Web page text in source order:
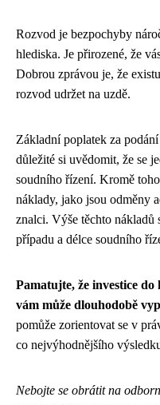
Rozvod je bezpochyby
hlediska. Je přirozené, že
Dobrou zprávou je, že
rozvod udržet na uzdě.
Základní poplatek za
důležité si uvědomit, že se
soudního řízení. Kromě
náklady, jako jsou odměny
znalci. Výše těchto nákladů
případu a délce soudního
Pamatujte, že investice
vám může dlouhodobě
pomůže zorientovat se v
co nejvýhodnějšího
Nebojte se obrátit na